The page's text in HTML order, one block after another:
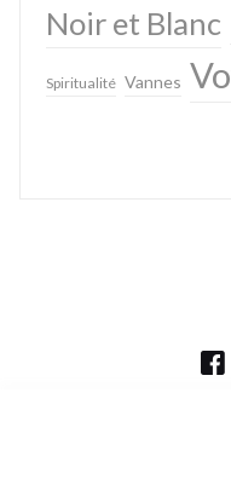
Noir et Blanc
Spiritualité Vannes